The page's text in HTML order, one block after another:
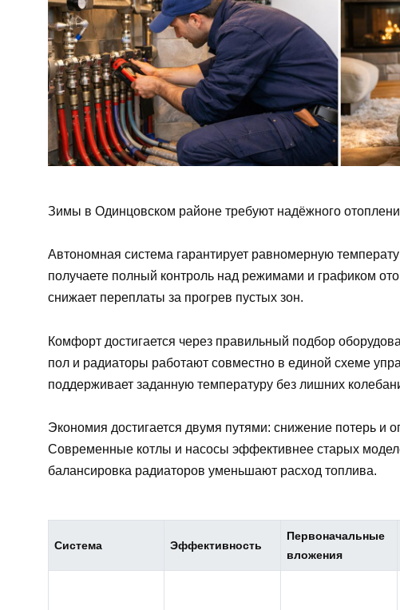
Зимы в Одинцовском районе требуют надёжного
Автономная система гарантирует равномерную
получаете полный контроль над режимами и графиком
снижает переплаты за прогрев пустых зон.
Комфорт достигается через правильный подбор
пол и радиаторы работают совместно в единой схеме
поддерживает заданную температуру без лишних
Экономия достигается двумя путями: снижение потерь и
Современные котлы и насосы эффективнее старых
балансировка радиаторов уменьшают расход топлива.
Система Эффективность
Первоначальные
вложения